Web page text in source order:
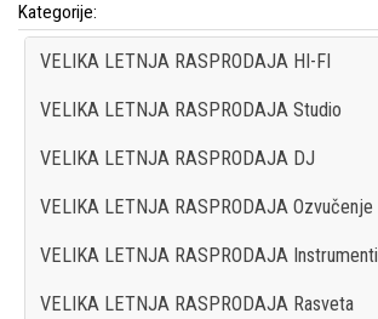
Kategorije:
VELIKA LETNJA RASPRODAJA HI-FI
VELIKA LETNJA RASPRODAJA Studio
VELIKA LETNJA RASPRODAJA DJ
VELIKA LETNJA RASPRODAJA Ozvučenje
VELIKA LETNJA RASPRODAJA Instrumenti
VELIKA LETNJA RASPRODAJA Rasveta